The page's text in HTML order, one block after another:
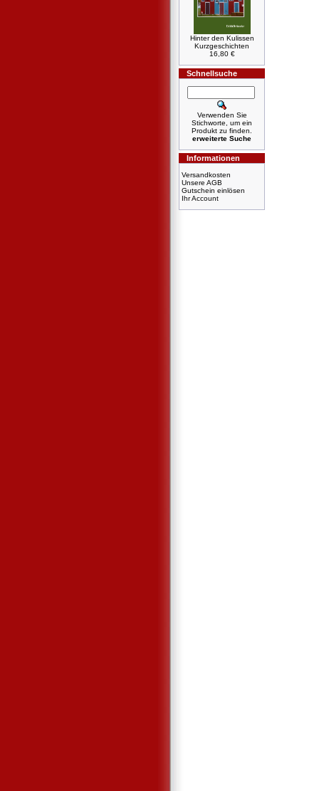
Hinter den Kulissen
Kurzgeschichten
16,80 €
Schnellsuche
Verwenden Sie
Stichworte, um ein
Produkt zu finden.
erweiterte Suche
Informationen
Versandkosten
Unsere AGB
Gutschein einlösen
Ihr Account